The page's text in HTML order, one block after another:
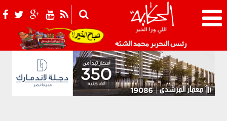
رئيس التحرير محمد الشبّه 021_2.png